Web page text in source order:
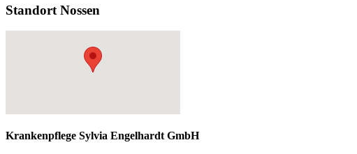
Standort Nossen
Krankenpflege Sylvia Engelhardt GmbH